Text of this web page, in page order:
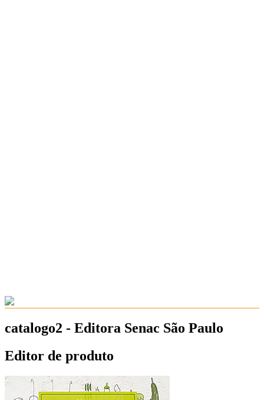
catalogo2 - Editora Senac São Paulo
Editor de produto